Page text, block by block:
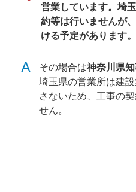
営業しています。埼
約等は行いませんが
ける予定があります。
A その場合は神奈川県
埼玉県の営業所は建
さないため、工事の
せん。